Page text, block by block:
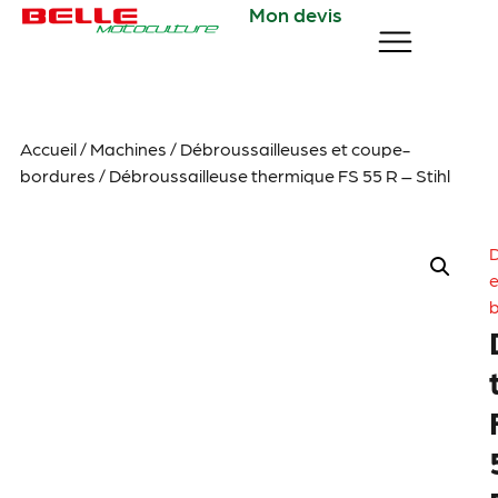
Mon devis
Accueil/ Machines / Débroussailleuses et coupe-
bordures / Débroussailleuse thermique FS 55 R – Stihl